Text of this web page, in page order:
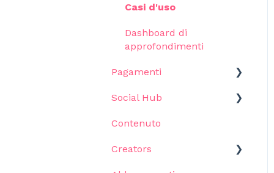
Casting Call
Casi d'uso
Dashboard di
approfondimenti
Pagamenti
Iniziare
Pagamenti
Pools
Social Hub
Posta in arrivo
Analisi
Contenuto
Creators